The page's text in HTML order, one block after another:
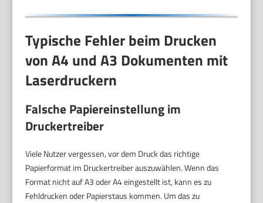
Typische Fehler beim Drucken
von A4 und A3 Dokumenten mit
Laserdruckern
Falsche Papiereinstellung im
Druckertreiber
Viele Nutzer vergessen, vor dem Druck das richtige
Papierformat im Druckertreiber auszuwählen. Wenn das
Format nicht auf A3 oder A4 eingestellt ist, kann es zu
Fehldrucken oder Papierstaus kommen. Um das zu